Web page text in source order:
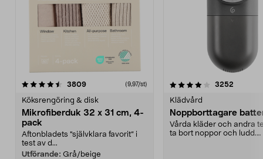
3809recensioner (9,97/st)
Köksrengöring & disk
Mikrofiberduk 32 x 31 cm, 4-
pack
Aftonbladets "självklara favorit” i
test av d...
Utförande: Grå/beige
4.0av 5 stjärnor 3252
Klädvård
Noppborttagare
Vårda kläder och andra
ta bort noppor och ludd.
4.5av 5 stjärnor